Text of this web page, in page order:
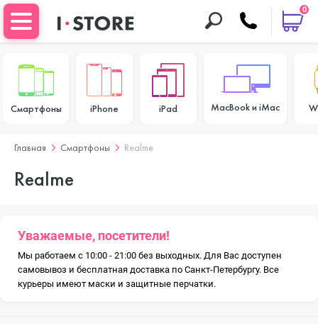
0
Смартфоны iPhone iPad MacBook и iMac
Главная Смартфоны Realme
Realme
Уважаемые, посетители!
Мы работаем с 10:00 - 21:00 без выходных. Для Вас доступен
самовывоз и бесплатная доставка по Санкт-Петербургу. Все
курьеры имеют маски и защитные перчатки.